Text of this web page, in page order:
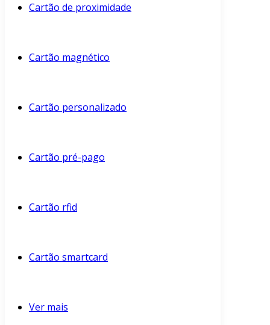
Cartão de proximidade
Cartão magnético
Cartão personalizado
Cartão pré-pago
Cartão rfid
Cartão smartcard
Ver mais